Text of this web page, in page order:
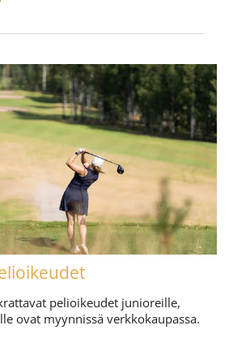
pelioikeudet junioreille,
ovat myynnissä verkkokaupassa.